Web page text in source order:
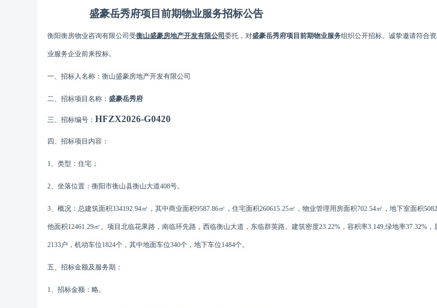
盛豪岳秀府项目前期物业服务招标公告
衡阳衡房物业咨询有限公司 受衡山盛豪房地产开发有限公司 委托，对盛豪岳秀府项目前期物业服务组织公开招标。诚挚邀请符合
业服务企业前来投标。
一、招标人名称： 衡山盛豪房地产开发有限公司
二、招标项目名称： 盛豪岳秀府
三、招标编号： HFZX2026-G0420
四、招标项目内容：
1、类型：住宅；
2、坐落位置： 衡阳市衡山县衡山大道408号。
3、概况：总建筑面积334192.94㎡，其中商业面积9587.86㎡，住宅面积260615.25㎡，物业管理用房面积702.54㎡，地下室面积
他面积12461.29㎡。项目北临花果路，南临环先路，西临衡山大道，东临群英路。建筑密度23.22%，容积率3.149,绿地率37.32%，
2133户，机动车位1824个，其中地面车位340个，地下车位1484个。
五、招标金额及服务期：
1、招标金额：略。